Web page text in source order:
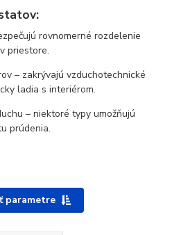
rovnomerné rozdelenie
priestore.
– zakrývajú vzduchotechnické
ladia s interiérom.
– niektoré typy umožňujú
prúdenia.
parametre